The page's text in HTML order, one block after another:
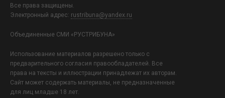
Все права защищены.
Электронный адрес: rustribuna@yandex.ru
Объединенные СМИ «РУСТРИБУНА»
Использование материалов разрешено только с
предварительного согласия правообладателей. Все
права на тексты и иллюстрации принадлежат их авторам.
Сайт может содержать материалы, не предназначенные
для лиц младше 18 лет.